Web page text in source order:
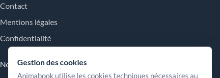
Contact
Mentions légales
Confidentialité
Nos engagements
Gestion des cookies
Animabook utilise les cookies techniques nécessaires au